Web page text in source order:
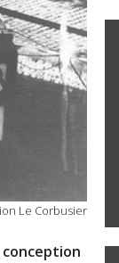
Le Corbusier
conception